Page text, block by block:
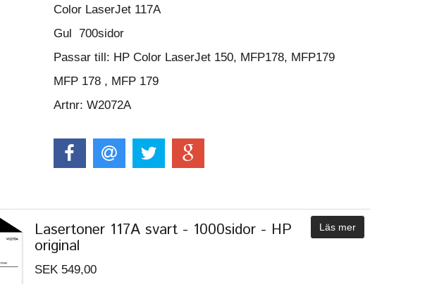
Color LaserJet 117A
Gul 700sidor
Passar till: HP Color LaserJet 150, MFP178, MFP179
MFP 178 , MFP 179
Artnr: W2072A
Lasertoner 117A svart - 1000sidor - HP
original
SEK 549,00
Läs mer